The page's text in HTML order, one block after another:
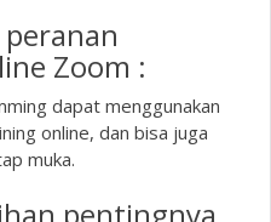
Zoom :
dapat menggunakan
online, dan bisa juga
muka.